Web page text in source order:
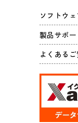
ソフトウ
製品サポ
よくあるご